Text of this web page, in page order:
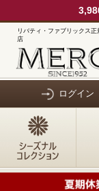
リバティ・ファブリックス正
店
ログイン